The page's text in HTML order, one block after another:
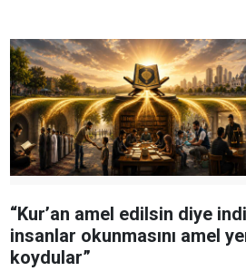
“Kur’an amel edilsin diye
insanlar okunmasını amel
koydular”